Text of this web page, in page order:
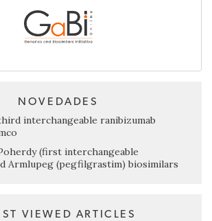
NOVEDADES
interchangeable ranibizumab
(first interchangeable
Armlupeg (pegfilgrastim) biosimilars
VIEWED ARTICLES